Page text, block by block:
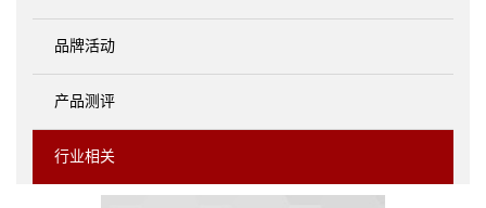
品牌活动
产品测评
行业相关